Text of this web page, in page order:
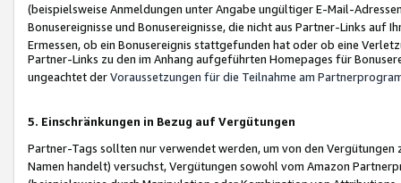
(beispielsweise Anmeldungen unter Angabe ungültiger E-Mail-
Bonusereignisse und Bonusereignisse, die nicht aus Partner-Links auf
Ermessen, ob ein Bonusereignis stattgefunden hat oder ob eine
Partner-Links zu den im Anhang aufgeführten Homepages für
ungeachtet derVoraussetzungen für die Teilnahme am
5. Einschränkungen in Bezug auf Vergütungen
Partner-Tags sollten nur verwendet werden, um von den
Namen handelt) versuchst, Vergütungen sowohl vom Amazon